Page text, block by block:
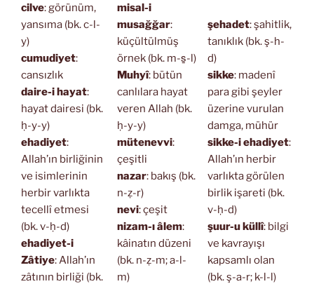
cilve: görünüm,
yansıma (bk. c-l-
y)
cumudiyet:
cansızlık
daire-i hayat:
hayat dairesi (bk.
ḥ-y-y)
ehadiyet:
Allah’ın birliğinin
ve isimlerinin
herbir varlıkta
tecellî etmesi
(bk. v-ḥ-d)
ehadiyet-i
Zâtiye: Allah’ın
zâtının birliği (bk.
misal-i
musağğar:
küçültülmüş
örnek (bk. m-s̱-l)
Muhyî: bütün
canlılara hayat
veren Allah (bk.
ḥ-y-y)
mütenevvi:
çeşitli
nazar: bakış (bk.
n-ẓ-r)
nevi: çeşit
nizam-ı âlem:
kâinatın düzeni
(bk. n-ẓ-m; a-l-
m)
şehadet: şahitlik,
tanıklık (bk. ş-h-
d)
sikke: madenî
para gibi şeyler
üzerine vurulan
damga, mühür
sikke-i ehadiyet:
Allah’ın herbir
varlıkta görülen
birlik işareti (bk.
v-ḥ-d)
şuur-u küllî: bilgi
ve kavrayışı
kapsamlı olan
(bk. ş-a-r; k-l-l)